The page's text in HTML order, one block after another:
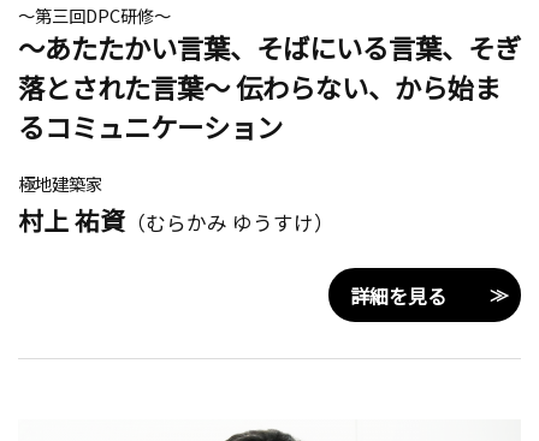
〜第三回DPC研修〜
〜あたたかい言葉、そばにいる言葉、そぎ
落とされた言葉〜 伝わらない、から始ま
るコミュニケーション
極地建築家
村上 祐資（むらかみ ゆうすけ）
詳細を見る